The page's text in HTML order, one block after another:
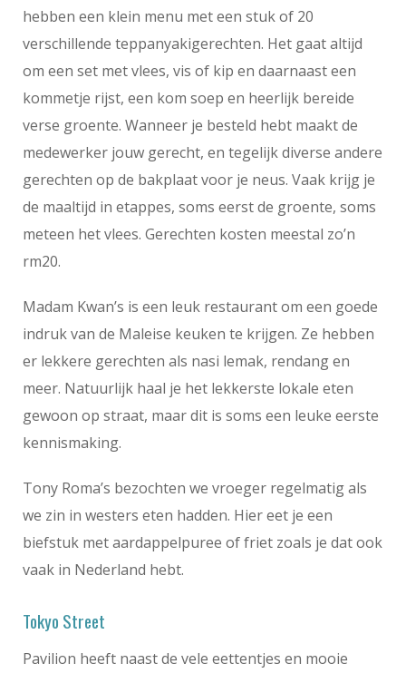
hebben een klein menu met een stuk of 20
verschillende teppanyakigerechten. Het gaat altijd
om een set met vlees, vis of kip en daarnaast een
kommetje rijst, een kom soep en heerlijk bereide
verse groente. Wanneer je besteld hebt maakt de
medewerker jouw gerecht, en tegelijk diverse andere
gerechten op de bakplaat voor je neus. Vaak krijg je
de maaltijd in etappes, soms eerst de groente, soms
meteen het vlees. Gerechten kosten meestal zo’n
rm20.
Madam Kwan’s is een leuk restaurant om een goede
indruk van de Maleise keuken te krijgen. Ze hebben
er lekkere gerechten als nasi lemak, rendang en
meer. Natuurlijk haal je het lekkerste lokale eten
gewoon op straat, maar dit is soms een leuke eerste
kennismaking.
Tony Roma’s bezochten we vroeger regelmatig als
we zin in westers eten hadden. Hier eet je een
biefstuk met aardappelpuree of friet zoals je dat ook
vaak in Nederland hebt.
Tokyo Street
Pavilion heeft naast de vele eettentjes en mooie